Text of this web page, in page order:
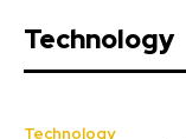
Technology
Technology